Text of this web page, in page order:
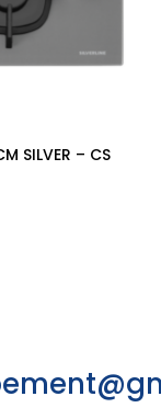
SILVER – CS